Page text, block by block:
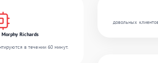
Richards
в течении 60 минут.
довольных